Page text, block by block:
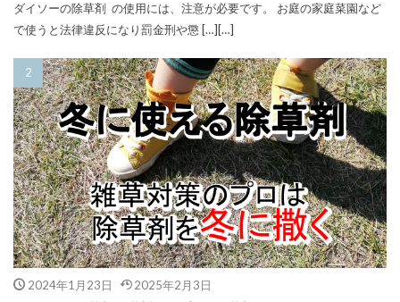
ダイソーの除草剤 の使用には、注意が必要です。 お庭の家庭菜園など
で使うと法律違反になり罰金刑や懲 […][…]
2024年1月23日 2025年2月3日